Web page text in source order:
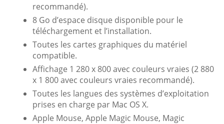
recommandé).
8 Go d’espace disque disponible pour le
téléchargement et l’installation.
Toutes les cartes graphiques du matériel
compatible.
Affichage 1 280 x 800 avec couleurs vraies (2 880
x 1 800 avec couleurs vraies recommandé).
Toutes les langues des systèmes d’exploitation
prises en charge par Mac OS X.
Apple Mouse, Apple Magic Mouse, Magic